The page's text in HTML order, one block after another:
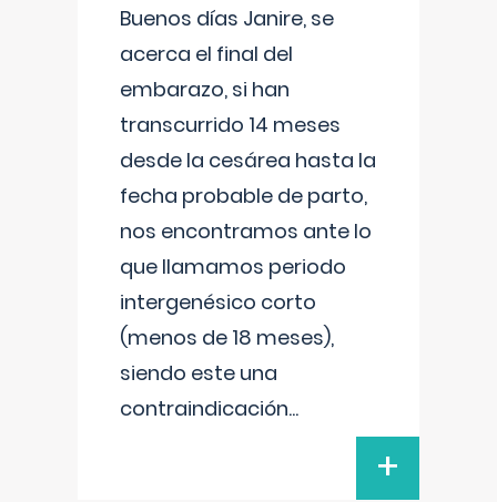
Buenos días Janire, se
acerca el final del
embarazo, si han
transcurrido 14 meses
desde la cesárea hasta la
fecha probable de parto,
nos encontramos ante lo
que llamamos periodo
intergenésico corto
(menos de 18 meses),
siendo este una
contraindicación...
+